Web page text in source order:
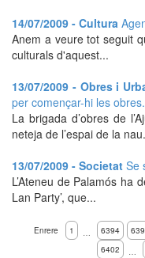
14/07/2009 - Cultura
Anem a veure tot seguit
culturals d'aquest...
13/07/2009 - Obres i
per començar-hi les obres.
La brigada d’obres de
neteja de l’espai de la
13/07/2009 - Societat Se
L’Ateneu de Palamós ha
Lan Party’, que...
Enrere 1 … 6394
6402
…